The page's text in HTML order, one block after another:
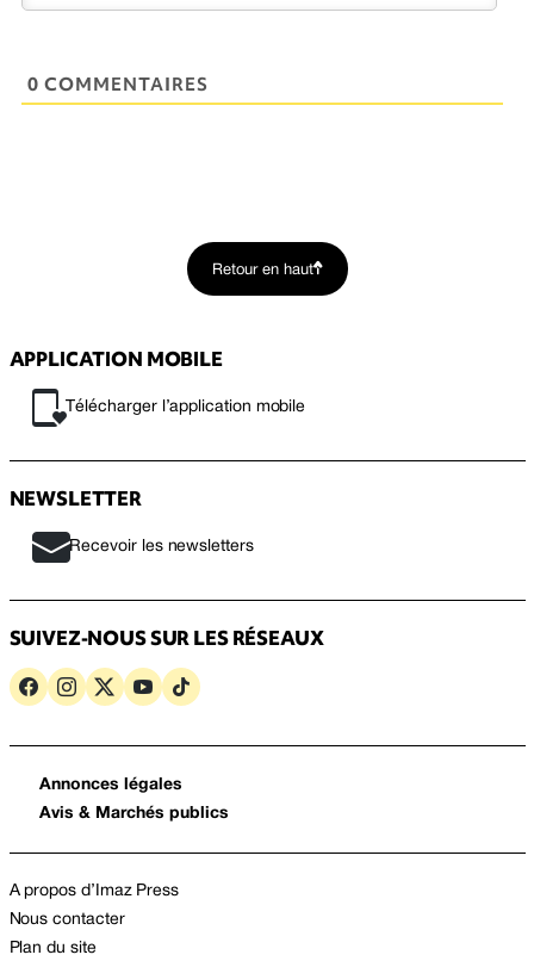
0 COMMENTAIRES
Retour en haut
APPLICATION MOBILE
Télécharger l’application mobile
NEWSLETTER
Recevoir les newsletters
SUIVEZ-NOUS SUR LES RÉSEAUX
Annonces légales
Avis & Marchés publics
A propos d’Imaz Press
Nous contacter
Plan du site